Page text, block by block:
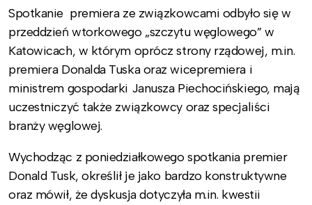
Spotkanie premiera ze związkowcami odbyło się w
przeddzień wtorkowego „szczytu węglowego” w
Katowicach, w którym oprócz strony rządowej, m.in.
premiera Donalda Tuska oraz wicepremiera i
ministrem gospodarki Janusza Piechocińskiego, mają
uczestniczyć także związkowcy oraz specjaliści
branży węglowej.
Wychodząc z poniedziałkowego spotkania premier
Donald Tusk, określił je jako bardzo konstruktywne
oraz mówił, że dyskusja dotyczyła m.in. kwestii